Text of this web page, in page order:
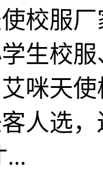
使校服
生校
咪天
人选
...